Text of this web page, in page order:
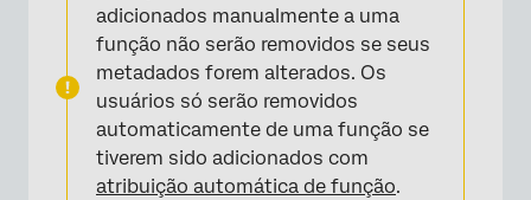
adicionados manualmente a uma
função não serão removidos se seus
metadados forem alterados. Os
usuários só serão removidos
automaticamente de uma função se
tiverem sido adicionados com
atribuição automática de função.